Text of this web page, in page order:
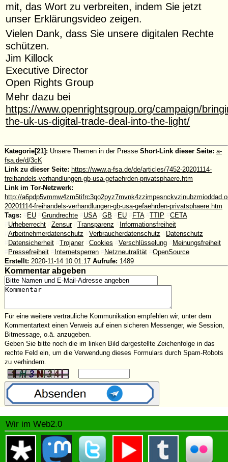
mit, das Wort zu verbreiten, indem Sie jetzt
unser Erklärungsvideo zeigen.
Vielen Dank, dass Sie unsere digitalen Rechte
schützen.
Jim Killock
Executive Director
Open Rights Group
Mehr dazu bei
https://www.openrightsgroup.org/campaign/
the-uk-us-digital-trade-deal-into-the-light/
Kategorie[21]: Unsere Themen in der Presse Short-Link dieser Seite: a-
fsa.de/d/3cK
Link zu dieser Seite: https://www.a-fsa.de/de/articles/7452-20201114-
freihandels-verhandlungen-gb-usa-gefaehrden-privatsphaere.htm
Link im Tor-Netzwerk:
http://
20201114-freihandels-verhandlungen-gb-usa-gefaehrden-privatsphaere.htm
Tags:
EU Grundrechte USA GB EU FTA TTIP
CETA
Urheberrecht Zensur Transparenz
Informationsfreiheit
Arbeitnehmerdatenschutz Verbraucherdatenschutz
Datenschutz
Datensicherheit Trojaner Cookies Verschlüsselung
Meinungsfreiheit
Pressefreiheit Internetsperren Netzneutralität
OpenSource
Erstellt: 2020-11-14 10:01:17 Aufrufe: 1489
Kommentar abgeben
Für eine weitere vertrauliche Kommunikation empfehlen wir, unter dem
Kommentartext einen Verweis auf einen sicheren Messenger, wie Session,
Bitmessage, o.ä. anzugeben.
Geben Sie bitte noch die im linken Bild dargestellte Zeichenfolge in das
rechte Feld ein, um die Verwendung dieses Formulars durch Spam-Robots
zu verhindern.
Wir im Web2.0